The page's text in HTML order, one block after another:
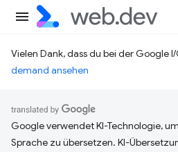
Vielen Dank, dass du bei der Google
demand ansehen
Google verwendet KI-Technologie,
Sprache zu übersetzen. KI-